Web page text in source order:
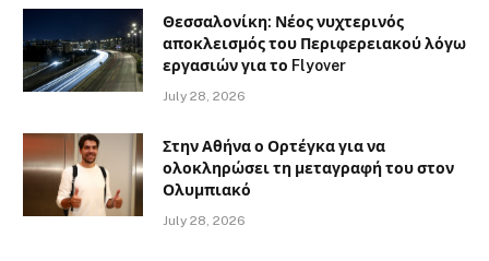
Θεσσαλονίκη: Νέος νυχτερινός
αποκλεισμός του Περιφερειακού λόγω
εργασιών για το Flyover
July 28, 2026
Στην Αθήνα ο Ορτέγκα για να
ολοκληρώσει τη μεταγραφή του στον
Ολυμπιακό
July 28, 2026